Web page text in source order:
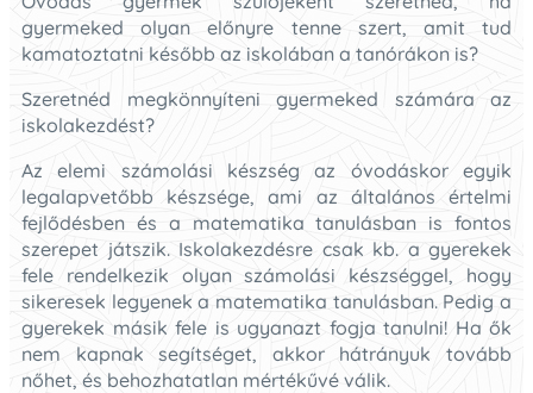
gyermeked olyan előnyre tenne szert, amit tud
kamatoztatni később az iskolában a tanórákon is?
Szeretnéd megkönnyíteni gyermeked számára az
iskolakezdést?
Az elemi számolási készség az óvodáskor egyik
legalapvetőbb készsége, ami az általános értelmi
fejlődésben és a matematika tanulásban is fontos
szerepet játszik. Iskolakezdésre csak kb. a gyerekek
fele rendelkezik olyan számolási készséggel, hogy
sikeresek legyenek a matematika tanulásban. Pedig a
gyerekek másik fele is ugyanazt fogja tanulni! Ha ők
nem kapnak segítséget, akkor hátrányuk tovább
nőhet, és behozhatatlan mértékűvé válik.